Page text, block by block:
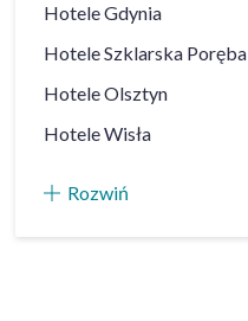
HoteleGdynia
HoteleSzklarska Poręba
HoteleOlsztyn
HoteleWisła
Rozwiń